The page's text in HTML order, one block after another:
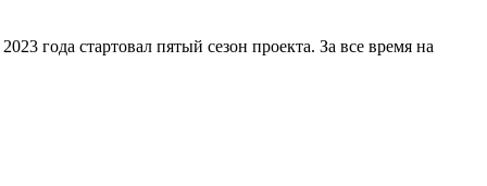
года стартовал пятый сезон проекта. За все время на